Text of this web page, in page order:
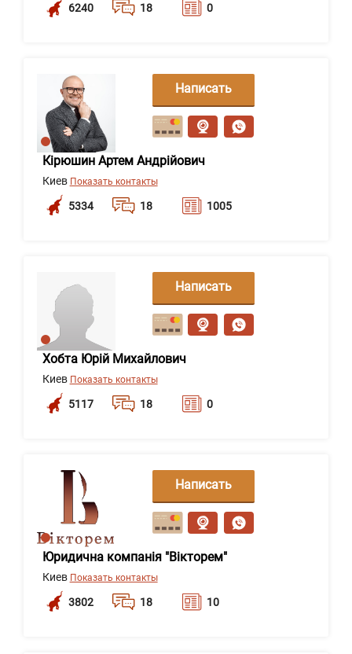
6240 18 0
Кірюшин Артем Андрійович
Киев Показать контакты
5334 18 1005
Написать
сообщение
Хобта Юрій Михайлович
Киев Показать контакты
5117 18 0
Написать
сообщение
Юридична компанія "Вікторем"
Киев Показать контакты
3802 18 10
Написать
сообщение